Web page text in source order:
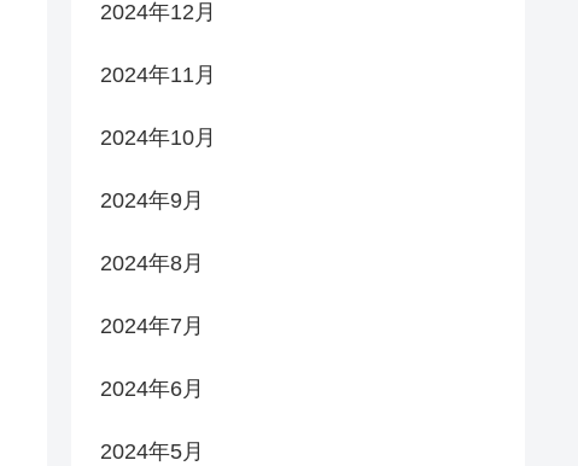
2024年12月
2024年11月
2024年10月
2024年9月
2024年8月
2024年7月
2024年6月
2024年5月